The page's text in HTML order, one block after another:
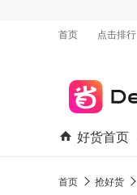
首页
点击排行
好货首页
首页 抢好货